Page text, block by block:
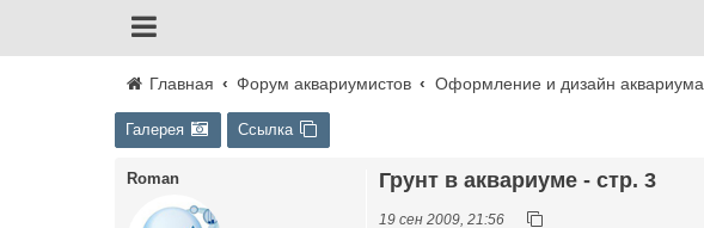
Главная Форум аквариумистов Оформление и дизайн аквариума
Галерея Ссылка
Roman Грунт в аквариуме - стр. 3
19 сен 2009, 21:56